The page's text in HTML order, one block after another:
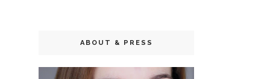
ABOUT & PRESS